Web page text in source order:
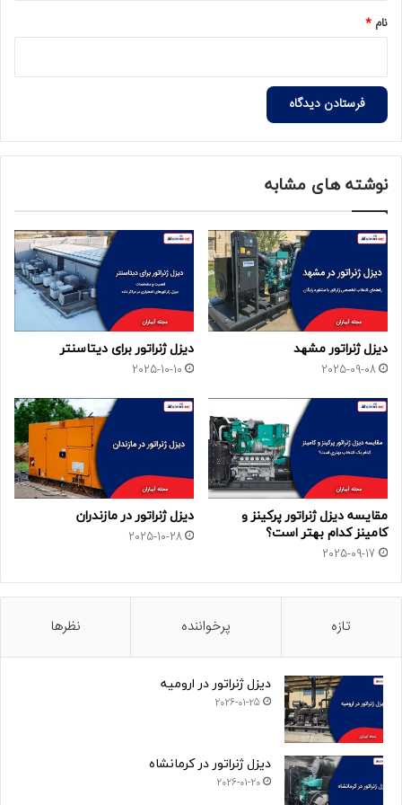
نام *
نوشته های مشابه
دیزل ژنراتور مشهد
2025-09-08
دیزل ژنراتور برای دیتاسنتر
2025-10-10
مقایسه دیزل ژنراتور پرکینز و
کامینز کدام بهتر است؟
2025-09-17
دیزل ژنراتور در مازندران
2025-10-28
تازه پرخواننده نظرها
دیزل ژنراتور در ارومیه
2026-01-25
دیزل ژنراتور در کرمانشاه
2026-01-20